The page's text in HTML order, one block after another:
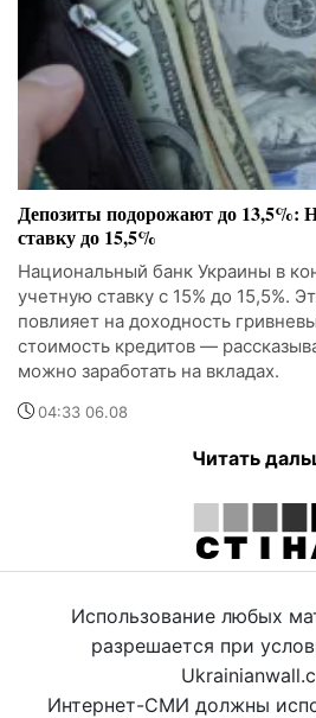
Депозиты подорожают до 13,5%:
ставку до 15,5%
Национальный банк Украины в
учетную ставку с 15% до 15,5%.
повлияет на доходность
стоимость кредитов —
можно заработать на вкладах.
04:33 06.08
Читать
Использование любых
разрешается при
Интернет-СМИ должны